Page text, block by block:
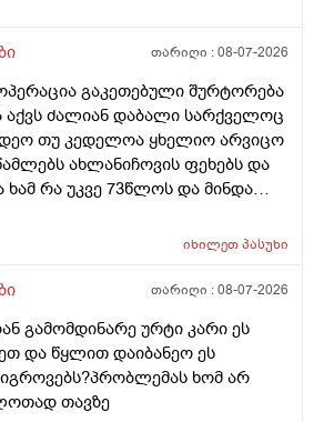
თარიღი :08-07-2026
გაკეთებული შურტორება
აქვს ძალიან დაბალი სარქველოც
თუ კედელოა ყხელიო არვიცო
ახლანიჩოვის ფეხებს და
ხამ რა უკვე 73წლოს და მინდა
ვერანაირად ექიმთან ვერ
მაომც ჩავიდეს თუ თავის
ვიტამინი გაიკეთოს და უბნის
ვენდო ის ხომ კარდიოლოგი
ვაკვირდები არაა მცოდნე ამ
და ხომ არავნებს მამას დ
იხილეთპასუხი
თარიღი :08-07-2026
გამომდინარე ურტი კარი ეს
და წყლით დაიბანეო ეს
ხომ არ
თავზე